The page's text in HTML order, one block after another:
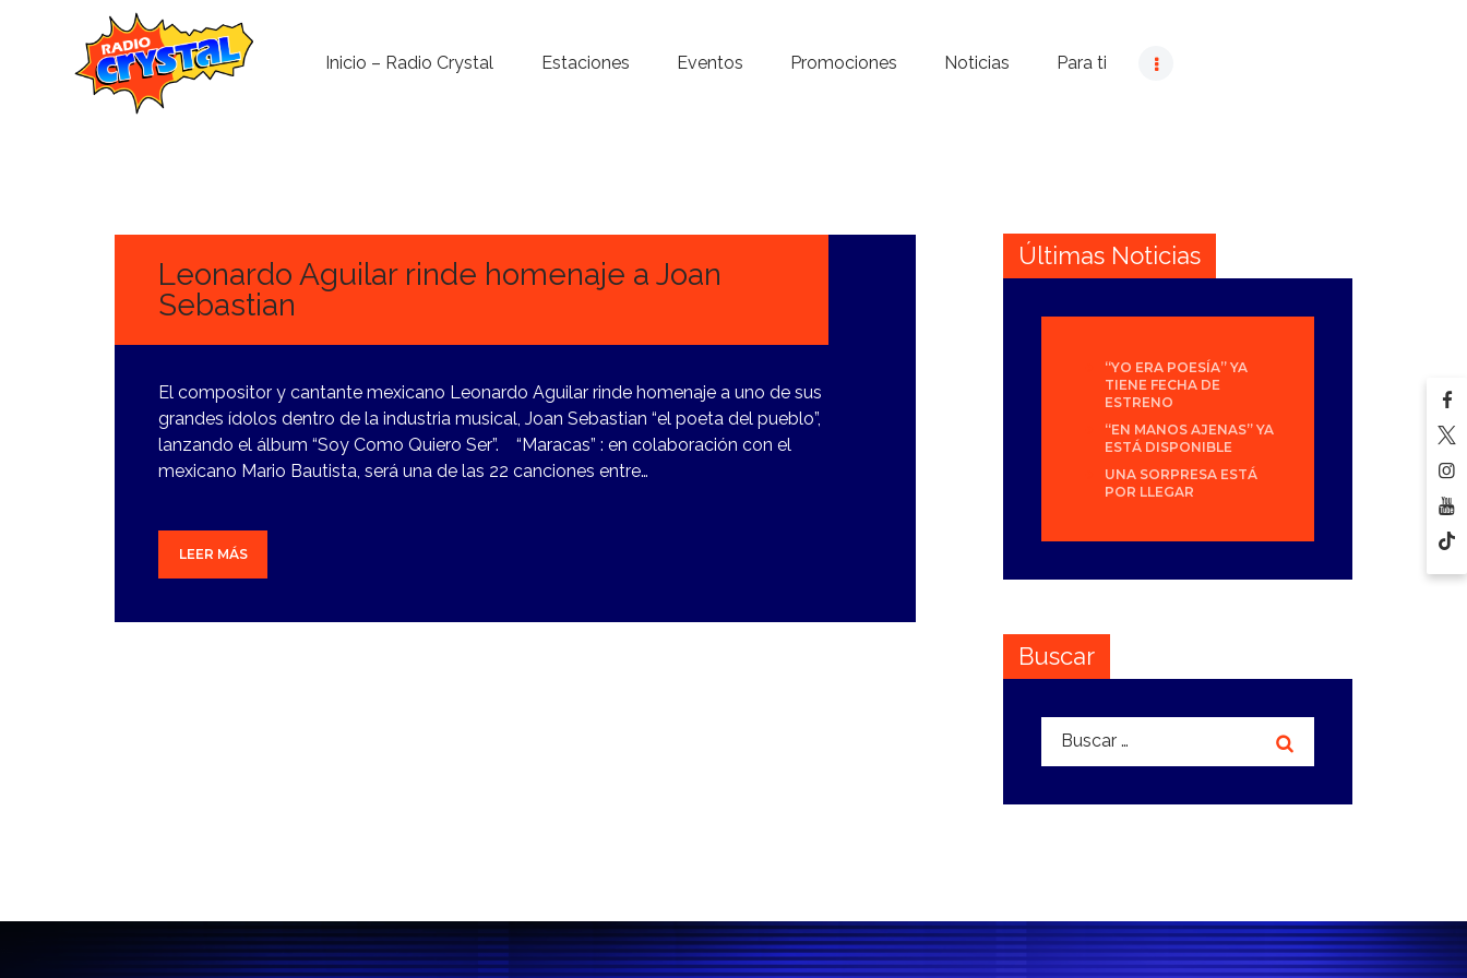
Inicio – Radio Crystal Estaciones Eventos Promociones Noticias Para ti
Noticias
Contacto
Leonardo Aguilar rinde homenaje a Joan
Sebastian
El compositor y cantante mexicano Leonardo Aguilar rinde homenaje a uno de sus
grandes ídolos dentro de la industria musical, Joan Sebastian “el poeta del pueblo”,
lanzando el álbum “Soy Como Quiero Ser”. “Maracas” : en colaboración con el
mexicano Mario Bautista, será una de las 22 canciones entre…
LEER MÁS
Últimas Noticias
“YO ERA POESÍA” YA
TIENE FECHA DE
ESTRENO
“EN MANOS AJENAS” YA
ESTÁ DISPONIBLE
UNA SORPRESA ESTÁ
POR LLEGAR
Buscar
Buscar: